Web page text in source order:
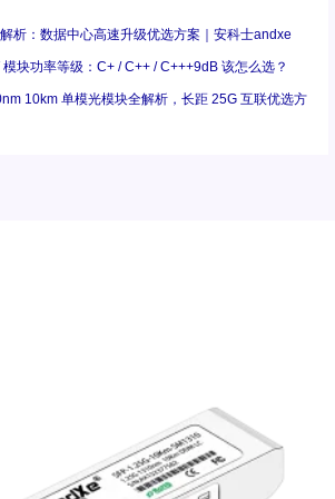
析：数据中心高速升级优选方案｜安科士andxe
块功率等级：C+ / C++ / C+++9dB 该怎么选？
10km 单模光模块全解析，长距 25G 互联优选方